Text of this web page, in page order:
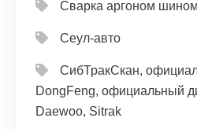
Сварка аргоном
Сеул-авто
СибТракСкан,
DongFeng, официальный
Daewoo, Sitrak